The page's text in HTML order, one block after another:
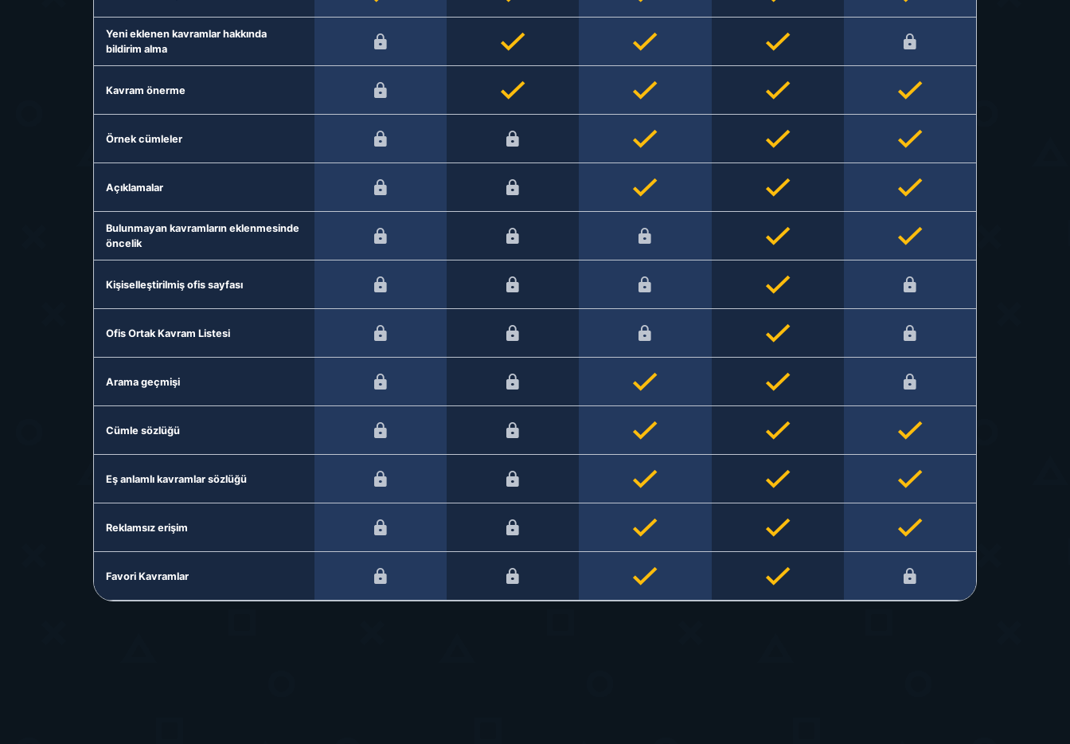
Yeni eklenen kavramlar hakkında
bildirim alma
Kavram önerme
Örnek cümleler
Açıklamalar
Bulunmayan kavramların eklenmesinde
öncelik
Kişiselleştirilmiş ofis sayfası
Ofis Ortak Kavram Listesi
Arama geçmişi
Cümle sözlüğü
Eş anlamlı kavramlar sözlüğü
Reklamsız erişim
Favori Kavramlar